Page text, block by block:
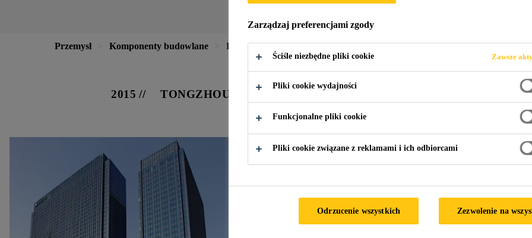
Przemysł Komponenty budowlane Elewacje Jinghang Plaza
2015 TONGZHOU DISTRIC, BEIJING, CHINA
Sika Product:Sikasil® SG-500 CN, Sikasil® WS-305
500 CN
2-component silicone
Zarządzaj preferencjami zgody
Ściśle niezbędne pliki cookie Zawsze
Pliki cookie wydajności
Funkcjonalne pliki cookie
Pliki cookie związane z reklamami i ich odbiorcami
Odrzucenie wszystkich Zezwolenie na